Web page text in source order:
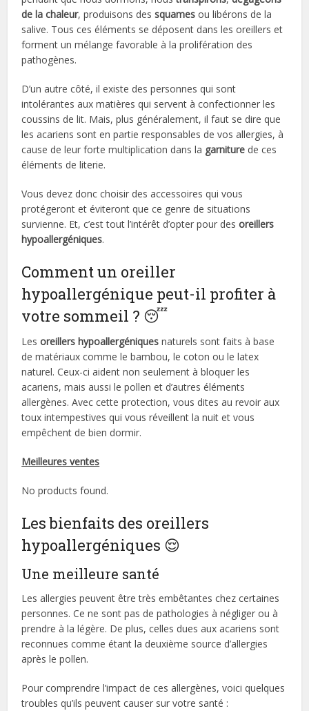
de la chaleur, produisons dessquames ou libérons de la
salive. Tous ces éléments se déposent dans les oreillers et
forment un mélange favorable à la prolifération des
pathogènes.
D’un autre côté, il existe des personnes qui sont
intolérantes aux matières qui servent à confectionner les
coussins de lit. Mais, plus généralement, il faut se dire que
les acariens sont en partie responsables de vos allergies, à
cause de leur forte multiplication dans la garniture de ces
éléments de literie.
Vous devez donc choisir des accessoires qui vous
protégeront et éviteront que ce genre de situations
survienne. Et, c’est tout l’intérêt d’opter pour desoreillers
hypoallergéniques.
Comment un oreiller
hypoallergénique peut-il profiter à
votre sommeil ? 😴
Lesoreillers hypoallergéniques naturels sont faits à base
de matériaux comme le bambou, le coton ou le latex
naturel. Ceux-ci aident non seulement à bloquer les
acariens, mais aussi le pollen et d’autres éléments
allergènes. Avec cette protection, vous dites au revoir aux
toux intempestives qui vous réveillent la nuit et vous
empêchent de bien dormir.
Meilleures ventes
No products found.
Les bienfaits des oreillers
hypoallergéniques 😌
Une meilleure santé
Les allergies peuvent être très embêtantes chez certaines
personnes. Ce ne sont pas de pathologies à négliger ou à
prendre à la légère. De plus, celles dues aux acariens sont
reconnues comme étant la deuxième source d’allergies
après le pollen.
Pour comprendre l’impact de ces allergènes, voici quelques
troubles qu’ils peuvent causer sur votre santé :